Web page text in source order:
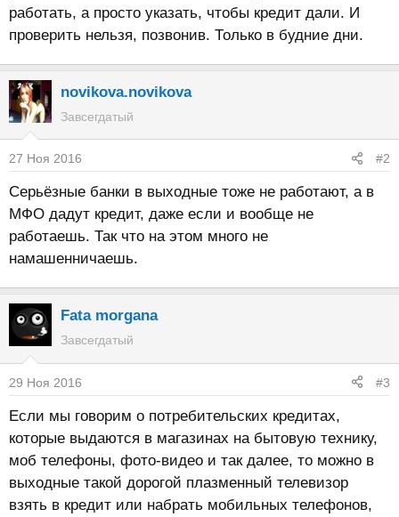
работать, а просто указать, чтобы кредит дали. И
проверить нельзя, позвонив. Только в будние дни.
novikova.novikova
Завсегдатый
27 Ноя 2016 #2
Серьёзные банки в выходные тоже не работают, а в
МФО дадут кредит, даже если и вообще не
работаешь. Так что на этом много не
намашенничаешь.
Fata morgana
Завсегдатый
29 Ноя 2016 #3
Если мы говорим о потребительских кредитах,
которые выдаются в магазинах на бытовую технику,
моб телефоны, фото-видео и так далее, то можно в
выходные такой дорогой плазменный телевизор
взять в кредит или набрать мобильных телефонов,